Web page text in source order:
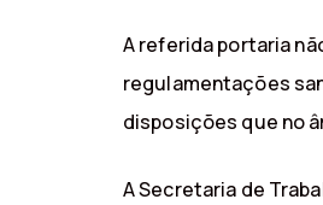
A referida portaria
regulamentações
disposições que no
A Secretaria de